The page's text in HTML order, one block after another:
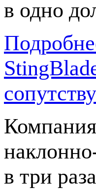
в одно
Компания
в три